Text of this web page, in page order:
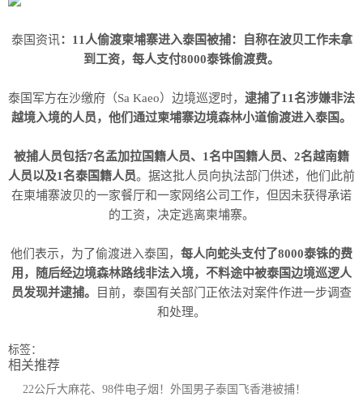
泰国资讯：11人偷渡柬埔寨进入泰国被捕：自称在波贝工作未拿
到工资，每人支付8000泰铢偷渡费。
泰国军方在沙缴府（Sa Kaeo）边境巡逻时， 逮捕了11名涉嫌非法
越境入境的人员，他们通过柬埔寨边境森林小道偷渡进入泰国。
被捕人员包括7名孟加拉国籍人员、1名中国籍人员、2名越南籍
人员以及1名泰国籍人员。据这批人员向执法部门供述，他们此前
在柬埔寨波贝的一家餐厅和一家网络公司工作，但因未获得承诺
的工资，决定逃离柬埔寨。
他们表示，为了偷渡进入泰国， 每人向蛇头支付了8000泰铢的费
用，随后经边境森林路线非法入境，不料途中被泰国边境巡逻人
员发现并逮捕。
目前，泰国有关部门正依法对案件作进一步调查
和处理。
标签：
相关推荐
22公斤大麻花、98件电子烟！外国男子泰国飞香港被捕！